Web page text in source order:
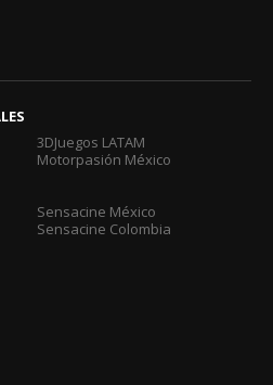
3DJuegos LATAM
Motorpasión México
Sensacine México
Sensacine Colombia